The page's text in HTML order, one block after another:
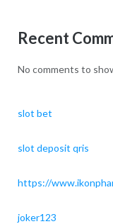
Recent
No comments to
slot bet
slot deposit qris
https://
joker123